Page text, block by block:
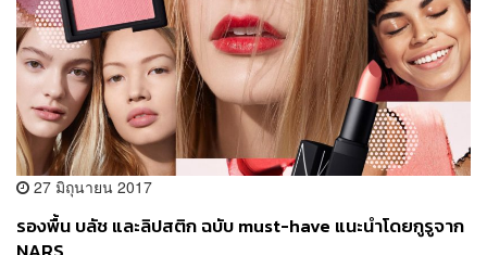
27 มิถุนายน 2017
รองพื้น บลัช และลิปสติก ฉบับ must-have แนะนำโดยกูรูจาก